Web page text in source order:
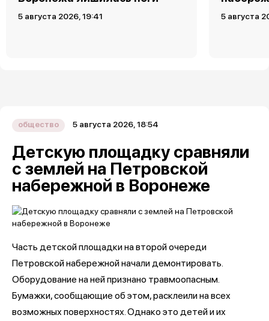
5 августа 2026, 19:41 5 августа
общество 5 августа 2026, 18:54
Детскую площадку сравняли
с землей на Петровской
набережной в Воронеже
Часть детской площадки на второй очереди
Петровской набережной начали демонтировать.
Оборудование на ней признано травмоопасным.
Бумажки, сообщающие об этом, расклеили на всех
возможных поверхностях. Однако это детей и их